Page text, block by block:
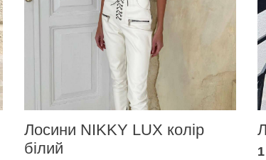
Лосини NIKKY LUX колір
білий